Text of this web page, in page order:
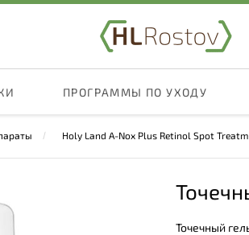
ПРОГРАММЫ ПО УХОДУ
Holy Land A-Nox Plus Retinol Spot
Точечный